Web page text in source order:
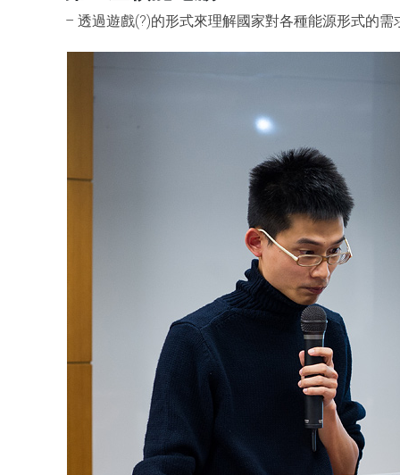
– 透過遊戲(?)的形式來理解國家對各種能源形式的需